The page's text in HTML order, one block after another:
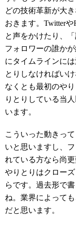
どの技術革新が大
おきます。Twitterや
と声をかけたり、
フォロワーの誰か
にタイムラインに
とりしなければい
なくとも最初のや
りとりしている当
います。
こういった動きっ
いと思いますし、
れている方なら尚
やりとりはクロー
らです。過去形で
ね。業界によって
だと思います。